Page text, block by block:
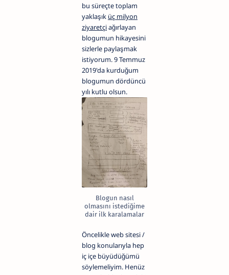
bu süreçte toplam
yaklaşık üç milyon
ziyaretçiağırlayan
blogumun hikayesini
sizlerle paylaşmak
istiyorum. 9 Temmuz
2019'da kurduğum
blogumun dördüncü
yılı kutlu olsun.
Blogun nasıl
olmasını istediğime
dair ilk karalamalar
Öncelikle web sitesi /
blog konularıyla hep
iç içe büyüdüğümü
söylemeliyim. Henüz